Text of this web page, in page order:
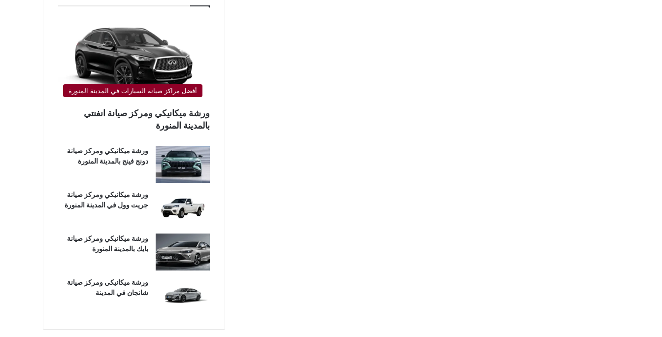
أفضل مراكز صيانة السيارات في المدينة المنورة
ورشة ميكانيكي ومركز صيانة انفنتي
بالمدينة المنورة
ورشة ميكانيكي ومركز صيانة
دونج فينج بالمدينة المنورة
ورشة ميكانيكي ومركز صيانة
جريت وول في المدينة المنورة
ورشة ميكانيكي ومركز صيانة
بايك بالمدينة المنورة
ورشة ميكانيكي ومركز صيانة
شانجان في المدينة